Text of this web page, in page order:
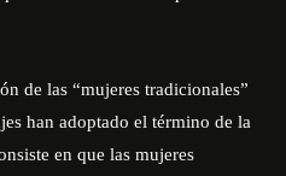
de las “mujeres tradicionales”
han adoptado el término de la
en que las mujeres